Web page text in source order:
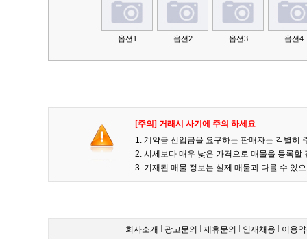
옵션1 옵션2 옵션3 옵션4
[주의] 거래시 사기에 주의 하세요
1. 계약금 선입금을 요구하는 판매자는 각별히
2. 시세보다 매우 낮은 가격으로 매물을 등록
3. 기재된 매물 정보는 실제 매물과 다를 수 있
회사소개 광고문의 제휴문의 인재채용 이용